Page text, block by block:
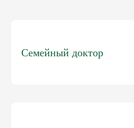
Семейный доктор